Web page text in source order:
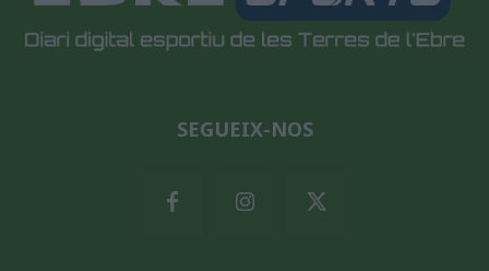
SEGUEIX-NOS